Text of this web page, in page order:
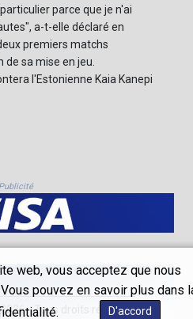
web, vous acceptez que nous
pouvez en savoir plus dans
D'accord
parce que je n'ai
a-t-elle déclaré en
premiers matchs
de sa mise en jeu.
l'Estonienne Kaia Kanepi
Publicité
- Tous droits réservés